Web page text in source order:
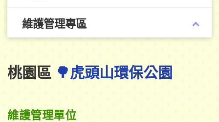
維護管理專區
桃園區 🌳虎頭山環保公園
維護管理單位